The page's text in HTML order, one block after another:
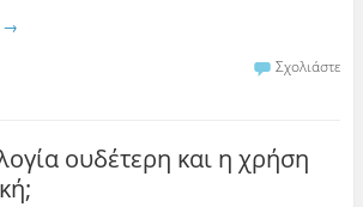
→
Σχολιάστε
ουδέτερη και η χρήση